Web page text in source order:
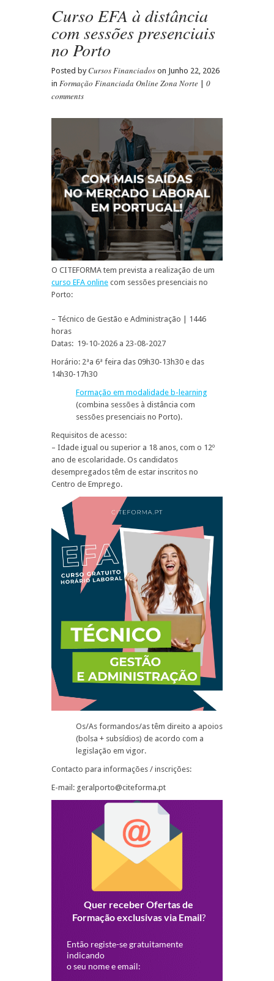
Curso EFA à distância
com sessões presenciais
no Porto
Posted by Cursos Financiados on Junho 22, 2026
in Formação Financiada Online Zona Norte
0
comments
O CITEFORMA tem prevista a realização de um
curso EFA online com sessões presenciais no
Porto:
– Técnico de Gestão e Administração | 1446
horas
Datas: 19-10-2026 a 23-08-2027
Horário: 2ªa 6ª feira das 09h30-13h30 e das
14h30-17h30
Formação em modalidade b-learning
(combina sessões à distância com
sessões presenciais no Porto).
Requisitos de acesso:
– Idade igual ou superior a 18 anos, com o 12º
ano de escolaridade. Os candidatos
desempregados têm de estar inscritos no
Centro de Emprego.
Os/As formandos/as têm direito a apoios
(bolsa + subsídios) de acordo com a
legislação em vigor.
Contacto para informações / inscrições:
E-mail: geralporto@citeforma.pt